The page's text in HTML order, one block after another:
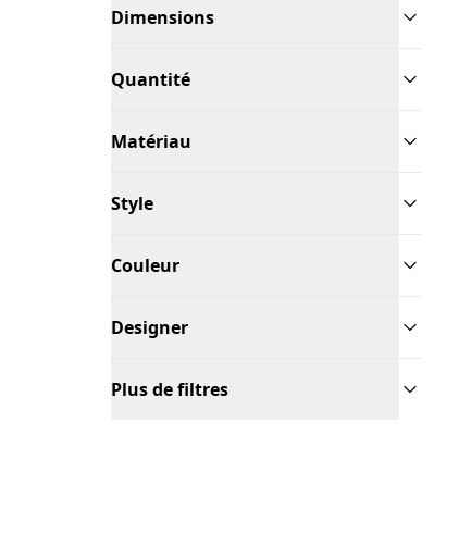
Dimensions
Quantité
Matériau
Style
Couleur
Designer
Plus de filtres